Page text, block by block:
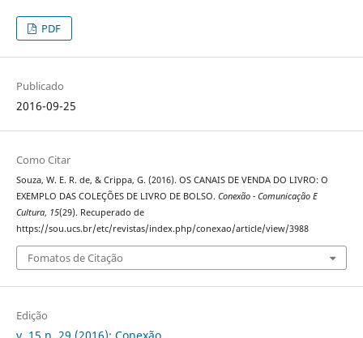
PDF
Publicado
2016-09-25
Como Citar
Souza, W. E. R. de, & Crippa, G. (2016). OS CANAIS DE VENDA DO LIVRO: O
EXEMPLO DAS COLEÇÕES DE LIVRO DE BOLSO. Conexão - Comunicação E
Cultura, 15(29). Recuperado de
https://sou.ucs.br/etc/revistas/index.php/conexao/article/view/3988
Fomatos de Citação
Edição